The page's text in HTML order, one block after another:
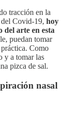
tracción en la
Covid-19, hoy
del arte en esta
puedan tomar
Como
y a tomar las
pizca de sal.
nasal